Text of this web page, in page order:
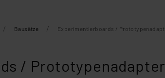
/ Bausätze / Experimentierboards /
/